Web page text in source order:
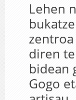
Lehen
diren
bidean
Gogo